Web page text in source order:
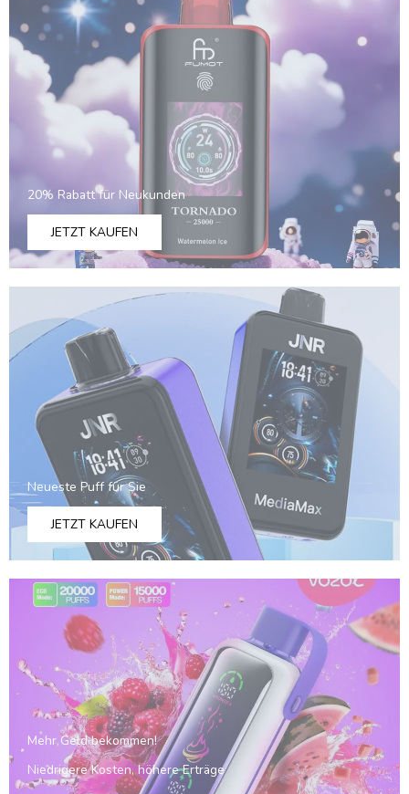
20% Rabatt für Neukunden
JETZT KAUFEN
Neueste Puff für Sie
JETZT KAUFEN
Mehr Geld bekommen!
Niedrigere Kosten, höhere Erträge
Danish
Latvian
Lithuanian
Slovenian